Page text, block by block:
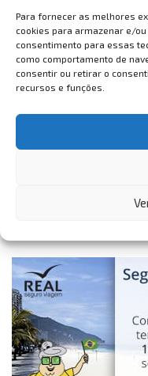
Para fornecer as melhores
cookies para armazenar e/
consentimento para essas
como comportamento de
consentir ou retirar o
recursos e funções.